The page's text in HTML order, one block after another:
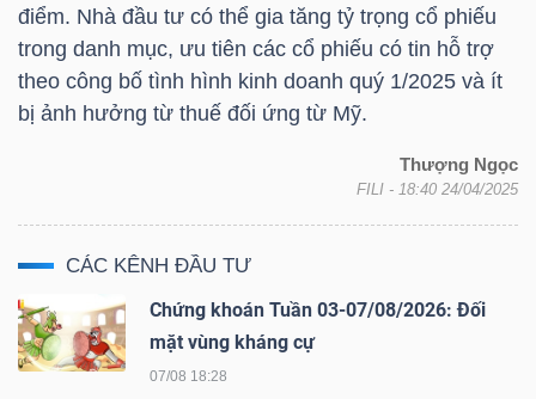
điểm. Nhà đầu tư có thể gia tăng tỷ trọng cổ phiếu
trong danh mục, ưu tiên các cổ phiếu có tin hỗ trợ
theo công bố tình hình kinh doanh quý 1/2025 và ít
bị ảnh hưởng từ thuế đối ứng từ Mỹ.
Thượng Ngọc
FILI - 18:40 24/04/2025
CÁC KÊNH ĐẦU TƯ
Chứng khoán Tuần 03-07/08/2026: Đối
mặt vùng kháng cự
07/08 18:28
PHÁI
SINH
PHIẾU
CÔNG
CỤ